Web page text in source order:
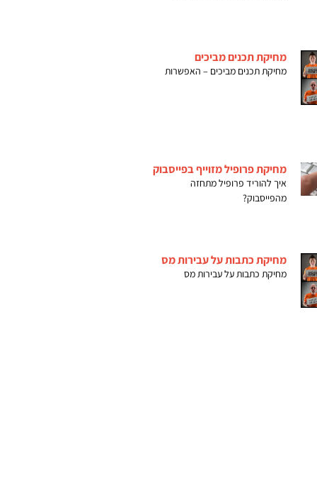
מחיקת תכנים מביכים
מחיקת תכנים מביכים – האפשרות
מחיקת פרופיל מזוייף בפייסבוק
איך להוריד פרופיל מתחזה
מהפייסבוק?
מחיקת כתבות על עבירות מס
מחיקת כתבות על עבירות מס